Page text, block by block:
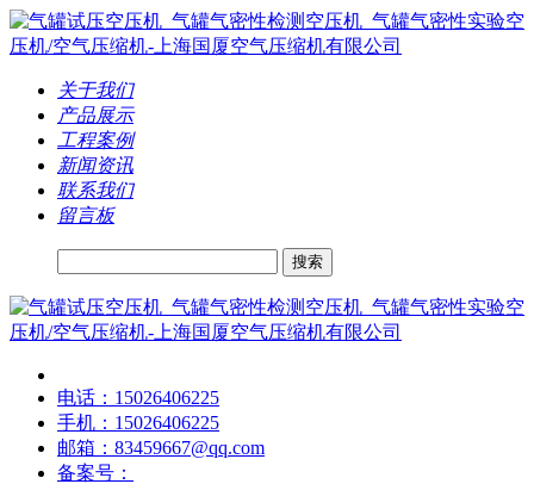
关于我们
产品展示
工程案例
新闻资讯
联系我们
留言板
搜索
电话：15026406225
手机：15026406225
邮箱：83459667@qq.com
备案号：